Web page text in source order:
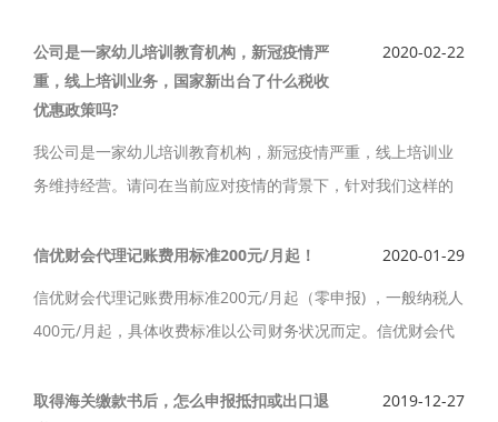
营业执照流程及费用来给小伙伴们讲解一下吧!
公司是一家幼儿培训教育机构，新冠疫情严
重，线上培训业务，国家新出台了什么税收
优惠政策吗?
2020-02-22
我公司是一家幼儿培训教育机构，新冠疫情严重，线上培训业
务维持经营。请问在当前应对疫情的背景下，针对我们这样的
信优财会代理记账费用标准200元/月起！
2020-01-29
信优财会代理记账费用标准200元/月起（零申报) ，一般纳税人
400元/月起，具体收费标准以公司财务状况而定。信优财会代
的原则为企业服务。
取得海关缴款书后，怎么申报抵扣或出口退
2019-12-27